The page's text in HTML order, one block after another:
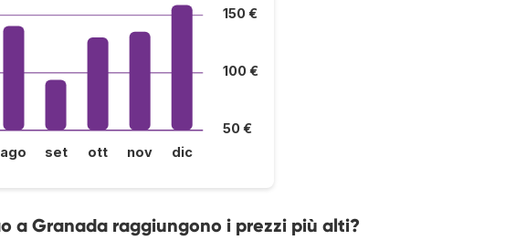
50 €
100 €
150 €
ago set ott nov dic
a Granada raggiungono i prezzi più alti?